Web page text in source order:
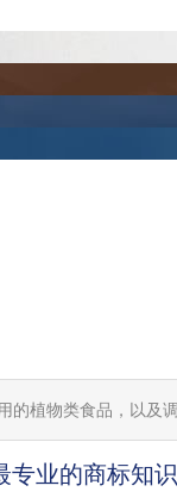
的植物类食品，以及
专业的商标知